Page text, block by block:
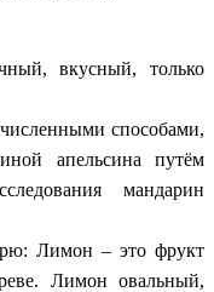
вкусный, только
способами,
апельсина путём
мандарин
Лимон – это фрукт
Лимон овальный,